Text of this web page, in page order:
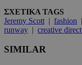
ΣΧΕΤΙΚΑ TAGS
Jeremy Scott| fashion |
runway | creative
SIMILAR